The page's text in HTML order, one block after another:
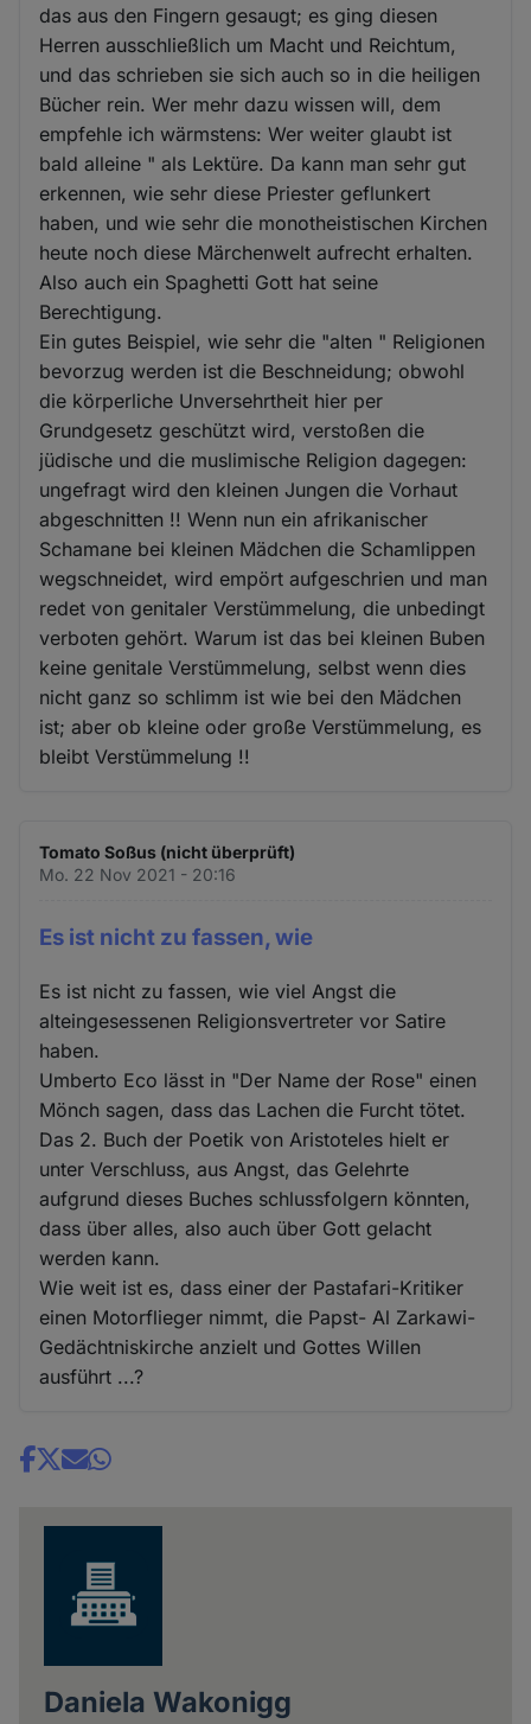
das aus den Fingern gesaugt; es ging diesen
Herren ausschließlich um Macht und Reichtum,
und das schrieben sie sich auch so in die heiligen
Bücher rein. Wer mehr dazu wissen will, dem
empfehle ich wärmstens: Wer weiter glaubt ist
bald alleine " als Lektüre. Da kann man sehr gut
erkennen, wie sehr diese Priester geflunkert
haben, und wie sehr die monotheistischen Kirchen
heute noch diese Märchenwelt aufrecht erhalten.
Also auch ein Spaghetti Gott hat seine
Berechtigung.
Ein gutes Beispiel, wie sehr die "alten " Religionen
bevorzug werden ist die Beschneidung; obwohl
die körperliche Unversehrtheit hier per
Grundgesetz geschützt wird, verstoßen die
jüdische und die muslimische Religion dagegen:
ungefragt wird den kleinen Jungen die Vorhaut
abgeschnitten !! Wenn nun ein afrikanischer
Schamane bei kleinen Mädchen die Schamlippen
wegschneidet, wird empört aufgeschrien und man
redet von genitaler Verstümmelung, die unbedingt
verboten gehört. Warum ist das bei kleinen Buben
keine genitale Verstümmelung, selbst wenn dies
nicht ganz so schlimm ist wie bei den Mädchen
ist; aber ob kleine oder große Verstümmelung, es
bleibt Verstümmelung !!
Tomato Soßus (nicht überprüft)
Mo. 22 Nov 2021 - 20:16
Es ist nicht zu fassen, wie
Es ist nicht zu fassen, wie viel Angst die
alteingesessenen Religionsvertreter vor Satire
haben.
Umberto Eco lässt in "Der Name der Rose" einen
Mönch sagen, dass das Lachen die Furcht tötet.
Das 2. Buch der Poetik von Aristoteles hielt er
unter Verschluss, aus Angst, das Gelehrte
aufgrund dieses Buches schlussfolgern könnten,
dass über alles, also auch über Gott gelacht
werden kann.
Wie weit ist es, dass einer der Pastafari-Kritiker
einen Motorflieger nimmt, die Papst- Al Zarkawi-
Gedächtniskirche anzielt und Gottes Willen
ausführt ...?
Share
Daniela Wakonigg